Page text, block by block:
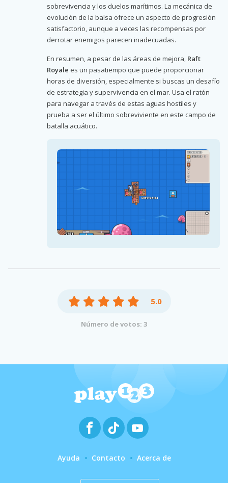
sobrevivencia y los duelos marítimos. La mecánica de
evolución de la balsa ofrece un aspecto de progresión
satisfactorio, aunque a veces las recompensas por
derrotar enemigos parecen inadecuadas.
En resumen, a pesar de las áreas de mejora, Raft
Royale es un pasatiempo que puede proporcionar
horas de diversión, especialmente si buscas un desafío
de estrategia y supervivencia en el mar. Usa el ratón
para navegar a través de estas aguas hostiles y
prueba a ser el último sobreviviente en este campo de
batalla acuático.
5.0
Número de votos: 3
Ayuda Contacto Acerca de